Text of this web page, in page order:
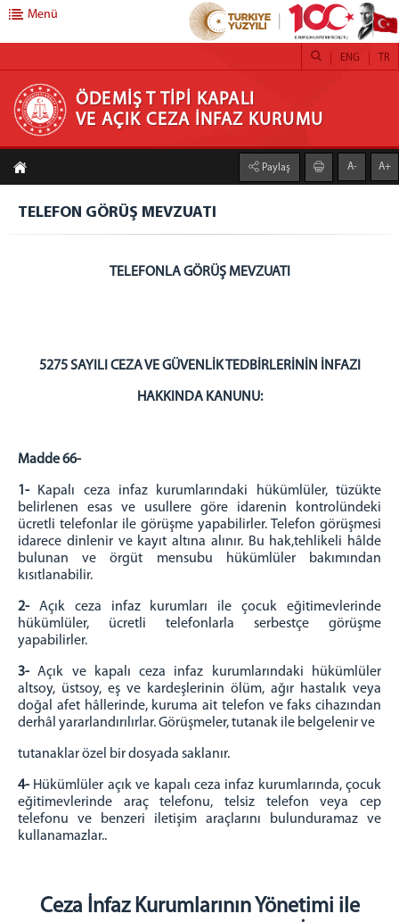
ÖDEMİŞ T TİPİ KAPALI VE AÇIK CEZA İNFAZ
KURUMU
KURUMSAL
KURUM HAKKINDA
BİLGİ İŞLEM VE TEKNİK OFİS
EĞİTİM SERVİSİ
EMANET PARA
EMANET EŞYA BİRİMİ
MEKTUP OKUMA BİRİMİ
TELEFONLA GÖRÜŞTÜRME BİRİMİ
AÇIK BÖLÜMÜ
ZİYARETÇİ REHBERİ
ZİYARET GÖRÜŞ YÖNETMELİĞİ
TELEFON GÖRÜŞ GÜNLERİ
TELEFON GÖRÜŞ MEVZUATI
EŞYA TESLİM YÖNETMELİĞİ
UYAP
Uyap Bilişim Sistemleri
Menü
ÖDEMİŞ T TİPİ KAPALI
VE AÇIK CEZA İNFAZ KURUMU
TR
ENG
Paylaş A- A+
TELEFON GÖRÜŞ MEVZUATI
TELEFONLA GÖRÜŞ MEVZUATI
5275 SAYILI CEZA VE GÜVENLİK TEDBİRLERİNİN İNFAZI
HAKKINDA KANUNU:
Madde 66-
1- Kapalı ceza infaz kurumlarındaki hükümlüler, tüzükte
belirlenen esas ve usullere göre idarenin kontrolündeki
ücretli telefonlar ile görüşme yapabilirler. Telefon görüşmesi
idarece dinlenir ve kayıt altına alınır. Bu hak,tehlikeli hâlde
bulunan ve örgüt mensubu hükümlüler bakımından
kısıtlanabilir.
2- Açık ceza infaz kurumları ile çocuk eğitimevlerinde
hükümlüler, ücretli telefonlarla serbestçe görüşme
yapabilirler.
3- Açık ve kapalı ceza infaz kurumlarındaki hükümlüler
altsoy, üstsoy, eş ve kardeşlerinin ölüm, ağır hastalık veya
doğal afet hâllerinde, kuruma ait telefon ve faks cihazından
derhâl yararlandırılırlar. Görüşmeler, tutanak ile belgelenir ve
tutanaklar özel bir dosyada saklanır.
4- Hükümlüler açık ve kapalı ceza infaz kurumlarında, çocuk
eğitimevlerinde araç telefonu, telsiz telefon veya cep
telefonu ve benzeri iletişim araçlarını bulunduramaz ve
kullanamazlar..
Ceza İnfaz Kurumlarının Yönetimi ile